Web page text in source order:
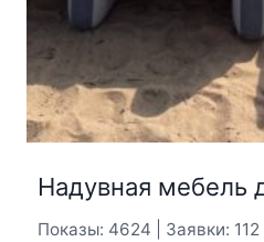
Надувная мебель
Показы: 4624 | Заявки: 112